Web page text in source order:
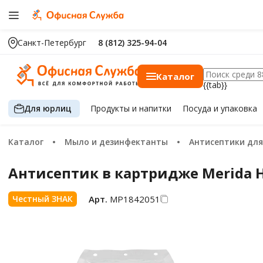
Санкт-Петербург 8 (812) 325-94-04
Каталог
{{tab}}
Для юрлиц Продуктыи напитки Посуда и упаковка
Каталог Мыло и дезинфектанты Антисептики
Антисептик в картридже Merida
Честный ЗНАК Арт. МР1842051